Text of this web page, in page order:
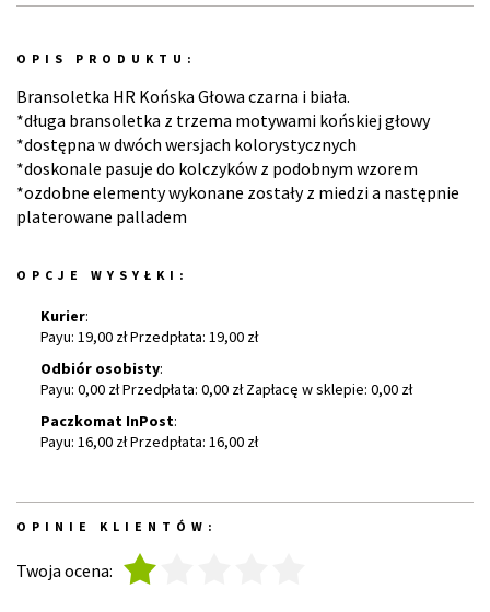
OPIS PRODUKTU:
Bransoletka HR Końska Głowa czarna i biała.
*długa bransoletka z trzema motywami końskiej głowy
*dostępna w dwóch wersjach kolorystycznych
*doskonale pasuje do kolczyków z podobnym wzorem
*ozdobne elementy wykonane zostały z miedzi a następnie
platerowane palladem
OPCJE WYSYŁKI:
Kurier:
Payu: 19,00 zł Przedpłata: 19,00 zł
Odbiór osobisty:
Payu: 0,00 zł Przedpłata: 0,00 zł Zapłacę w sklepie: 0,00 zł
Paczkomat InPost:
Payu: 16,00 zł Przedpłata: 16,00 zł
OPINIE KLIENTÓW:
Twoja ocena: